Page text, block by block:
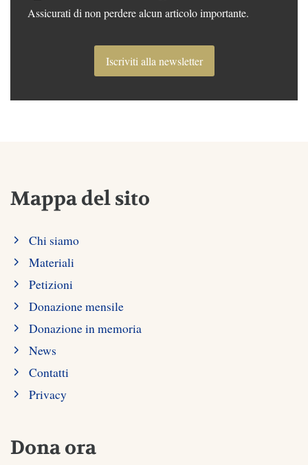
Assicurati di non perdere alcun articolo importante.
Iscriviti alla newsletter
Mappa del sito
Chi siamo
Materiali
Petizioni
Donazione mensile
Donazione in memoria
News
Contatti
Privacy
Dona ora